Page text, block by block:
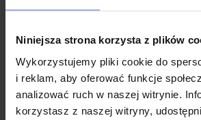
Niniejsza strona korzysta z plików
Wykorzystujemy pliki cookie do
i reklam, aby oferować funkcje
analizować ruch w naszej witrynie.
korzystasz z naszej witryny,
Review description *